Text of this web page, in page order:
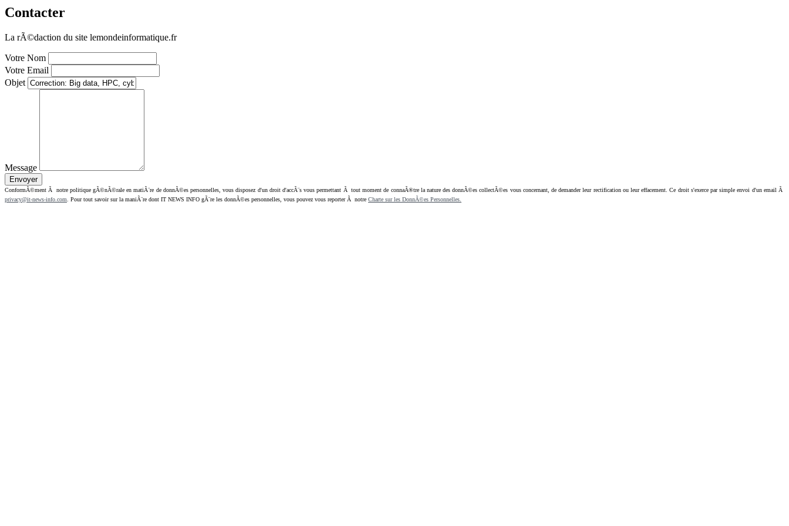
Contacter
La rÃ©daction du site lemondeinformatique.fr
Votre Nom
Votre Email
Objet
Message
ConformÃ©ment Ã notre politique gÃ©nÃ©rale en matiÃ¨re de donnÃ©es personnelles, vous disposez d'un droit d'accÃ¨s vous permettant Ã tout moment de connaÃ®tre la nature des donnÃ©es collectÃ©es vous concernant, de demander leur rectification ou leur effacement. Ce droit s'exerce par simple envoi d'un email Ã
privacy@it-news-info.com . Pour tout savoir sur la maniÃ¨re dont IT NEWS INFO gÃ¨re les donnÃ©es personnelles, vous pouvez vous reporter Ã notre Charte sur les DonnÃ©es Personnelles.